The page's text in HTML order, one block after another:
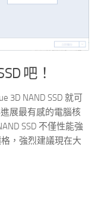
吧！
3D NAND SSD 就可
展最有感的電腦核
SSD 不僅性能強
，強烈建議現在大